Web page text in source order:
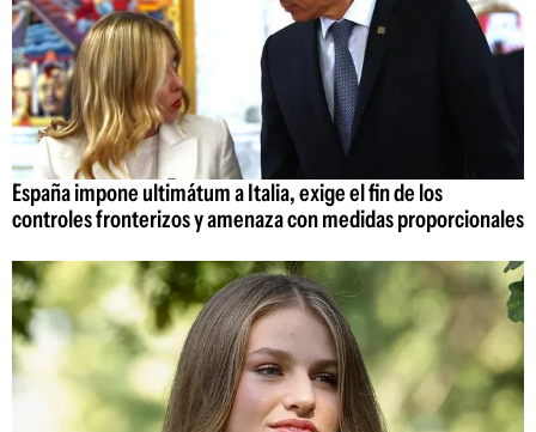
España impone ultimátum a Italia, exige el fin de los
controles fronterizos y amenaza con medidas proporcionales